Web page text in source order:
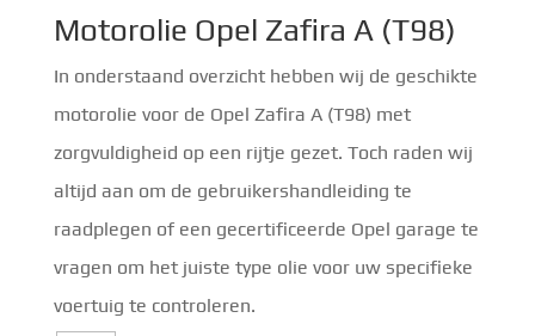
Motorolie Opel Zafira A (T98)
In onderstaand overzicht hebben wij de geschikte
motorolie voor de Opel Zafira A (T98) met
zorgvuldigheid op een rijtje gezet. Toch raden wij
altijd aan om de gebruikershandleiding te
raadplegen of een gecertificeerde Opel garage te
vragen om het juiste type olie voor uw specifieke
voertuig te controleren.